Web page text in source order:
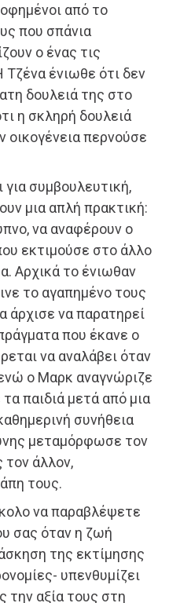
από το
που σπάνια
ο ένας τις
ένιωθε ότι δεν
δουλειά της στο
η σκληρή δουλειά
οικογένεια περνούσε
για συμβουλευτική,
μια απλή πρακτική:
να αναφέρουν ο
εκτιμούσε στο άλλο
Αρχικά το ένιωθαν
το αγαπημένο τους
άρχισε να παρατηρεί
που έκανε ο
να αναλάβει όταν
ο Μαρκ αναγνώριζε
παιδιά μετά από μια
συνήθεια
μεταμόρφωσε τον
τον άλλον,
τους.
να παραβλέψετε
σας όταν η ζωή
της εκτίμησης
υπενθυμίζει
την αξία τους στη